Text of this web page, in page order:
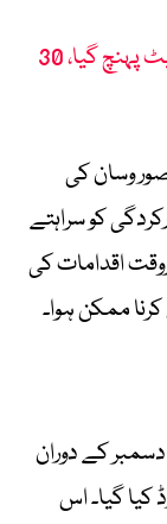
پاکستان روس کی سی فوڈ مارکیٹ پہنچ گیا، 30
وسان کی
کو سراہتے
اقدامات کی
ممکن ہوا۔
کے دوران
ریکارڈ کیا گیا۔ اس